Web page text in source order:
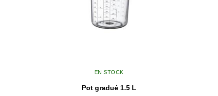
EN STOCK
Pot gradué 1.5 L